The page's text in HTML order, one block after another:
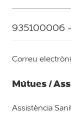
935100006
Correu
Mútues /
Assistència